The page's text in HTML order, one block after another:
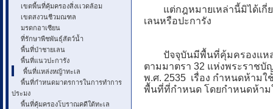
เขตพื้นที่คุ้มครองสิ่งเเวดล้อม
เขตสงวนชีวมณฑล
มรดกอาเซียน
ที่รักษาพืชพันธุ์สัตว์น้ำ
พื้นที่ป่าชายเลน
พื้นที่แนวปะการัง
พื้นที่แหล่งหญ้าทะเล
พื้นที่กำหนดมาตรการในการทำการ
ประมง
พื้นที่คุ้มครองโบราณคดีใต้ทะเล
แต่กฎหมายเหล่านี้มิได้เกี่ย
เลนหรือปะการัง
ปัจจุบันมีพื้นที่คุ้มครองแหล่งห
ตามมาตรา 32 แห่งพระราชบั
พ.ศ. 2535 เรื่อง กำหนดห้าม
พื้นที่ที่กำหนด โดยกำหนดห้าม